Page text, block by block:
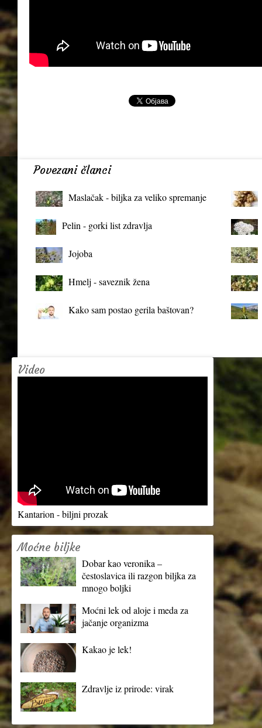
Povezani članci
Maslačak - biljka za veliko spremanje
Pelin - gorki list zdravlja
Jojoba
Hmelj - saveznik žena
Kako sam postao gerila baštovan?
Video
Kantarion - biljni prozak
Moćne biljke
Dobar kao veronika –
čestoslavica ili razgon biljka za
mnogo boljki
Moćni lek od aloje i meda za
jačanje organizma
Kakao je lek!
Zdravlje iz prirode: virak